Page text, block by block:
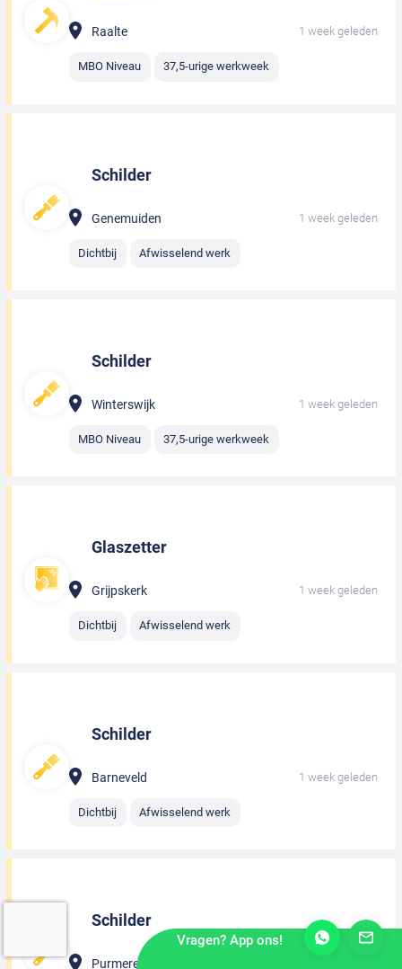
Raalte 1 week geleden
MBO Niveau 37,5-urige werkweek
Schilder
Genemuiden 1 week geleden
Dichtbij Afwisselend werk
Schilder
Winterswijk 1 week geleden
MBO Niveau 37,5-urige werkweek
Glaszetter
Grijpskerk 1 week geleden
Dichtbij Afwisselend werk
Schilder
Barneveld 1 week geleden
Dichtbij Afwisselend werk
Schilder
Purmerend
Vragen? App ons!